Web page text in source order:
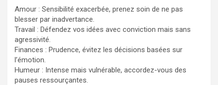
Amour : Sensibilité exacerbée, prenez soin de ne pas
blesser par inadvertance.
Travail : Défendez vos idées avec conviction mais sans
agressivité.
Finances : Prudence, évitez les décisions basées sur
l’émotion.
Humeur : Intense mais vulnérable, accordez-vous des
pauses ressourçantes.